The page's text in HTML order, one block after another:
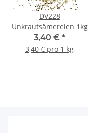
DV228
Unkrautsämereien 1kg
3,40 € *
3,40 € pro 1 kg